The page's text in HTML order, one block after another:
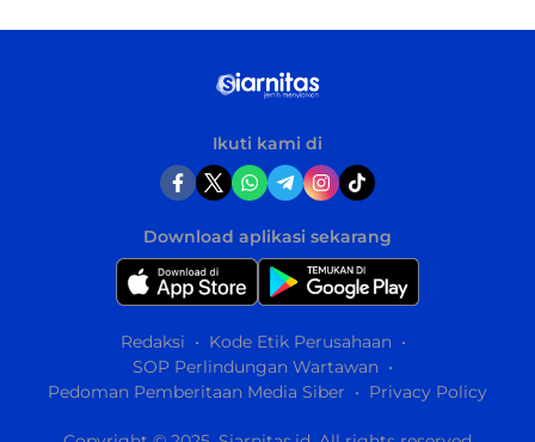
Ikuti kami di
Download aplikasi sekarang
Redaksi
Kode Etik Perusahaan
SOP Perlindungan Wartawan
Pedoman Pemberitaan Media Siber
Privacy Policy